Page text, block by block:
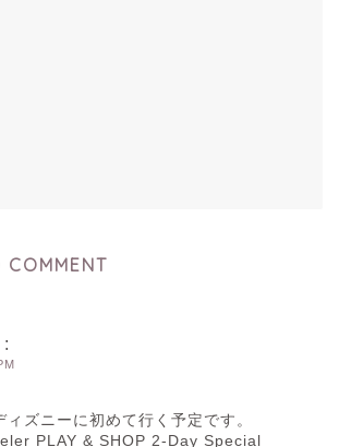
COMMENT
:
ズニーに初めて行く予定です。
PLAY & SHOP 2-Day Special